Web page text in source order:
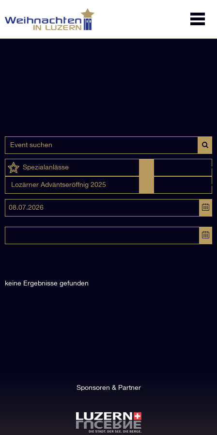
Spezialanlässe
Lozärner Adväntseröffnig 2025
keine Ergebnisse gefunden
Sponsoren & Partner